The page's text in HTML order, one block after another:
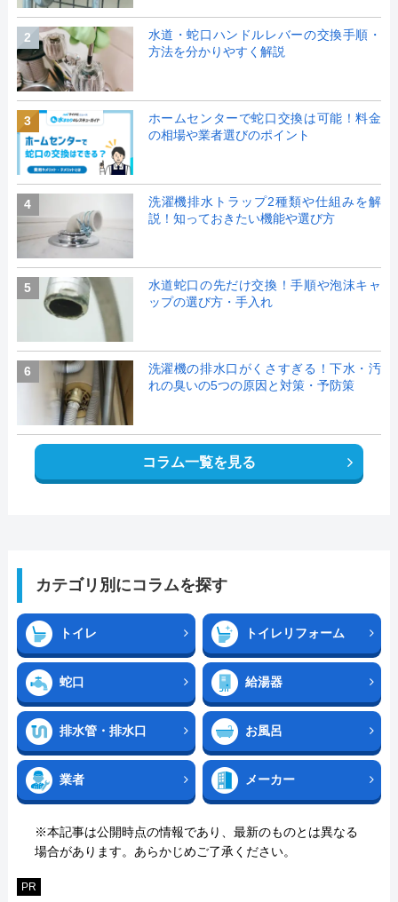
2
水道・蛇口ハンドルレバーの交換手順・
方法を分かりやすく解説
3
ホームセンターで蛇口交換は可能！料金
の相場や業者選びのポイント
4
洗濯機排水トラップ2種類や仕組みを解
説！知っておきたい機能や選び方
5
水道蛇口の先だけ交換！手順や泡沫キャ
ップの選び方・手入れ
6
洗濯機の排水口がくさすぎる！下水・汚
れの臭いの5つの原因と対策・予防策
コラム一覧を見る
カテゴリ別にコラムを探す
トイレ トイレリフォーム
蛇口 給湯器
排水管・排水口 お風呂
業者 メーカー
※本記事は公開時点の情報であり、最新のものとは異なる
場合があります。あらかじめご了承ください。
PR